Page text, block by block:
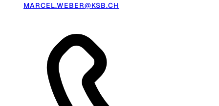
MARCEL.WEBER@KSB.CH